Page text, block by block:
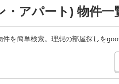
・アパート) 物件一
を簡単検索。理想の部屋探しを